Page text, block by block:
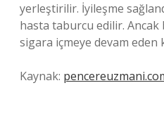
yerleştirilir. İyileşme
hasta taburcu edilir. Ancak
sigara içmeye devam eden
Kaynak: